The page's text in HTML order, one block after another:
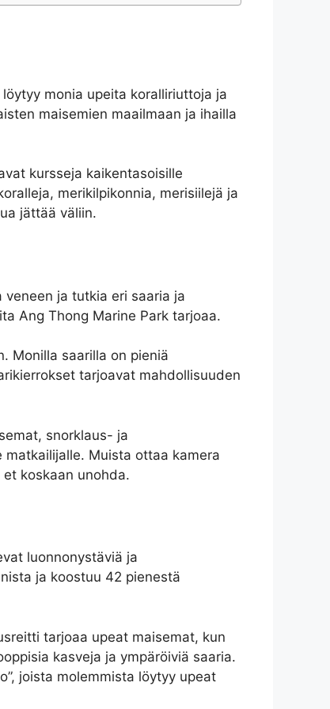
monia upeita koralliriuttoja ja
maisemien maailmaan ja ihailla
kursseja kaikentasoisille
merikilpikonnia, merisiilejä ja
jättää väliin.
ja tutkia eri saaria ja
Ang Thong Marine Park tarjoaa.
Monilla saarilla on pieniä
tarjoavat mahdollisuuden
snorklaus- ja
Muista ottaa kamera
koskaan unohda.
luonnonystäviä ja
ja koostuu 42 pienestä
tarjoaa upeat maisemat, kun
kasveja ja ympäröiviä saaria.
joista molemmista löytyy upeat